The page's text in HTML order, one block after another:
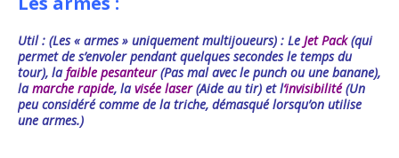
Util : (Les « armes » uniquement multijoueurs) : Le Jet Pack(qui
permet de s’envoler pendant quelques secondes le temps du
tour), lafaible pesanteur(Pas mal avec le punch ou une banane),
la marche rapide, la visée laser(Aide au tir) et l‘invisibilité(Un
peu considéré comme de la triche, démasqué lorsqu’on utilise
une armes.)